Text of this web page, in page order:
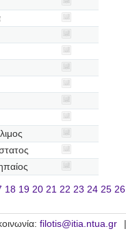
18 19 20 21 22 23 24 25 26
filotis@itia.ntua.gr